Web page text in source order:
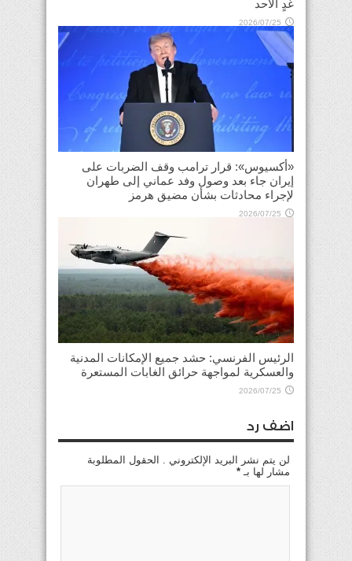
غدٍ الأحد
2026/07/25
«أكسيوس»: قرار ترامب وقف الضربات على
إيران جاء بعد وصول وفد عماني إلى طهران
لإجراء محادثات بشأن مضيق هرمز
2026/07/25
الرئيس الفرنسي: حشد جميع الإمكانات المدنية
والعسكرية لمواجهة حرائق الغابات المستعرة
2026/07/25
اضف رد
لن يتم نشر البريد الإلكتروني . الحقول المطلوبة
مشار لها بـ *